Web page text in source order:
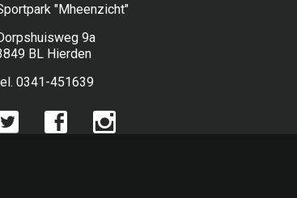
"Mheenzicht"
9a
BL Hierden
0341-451639